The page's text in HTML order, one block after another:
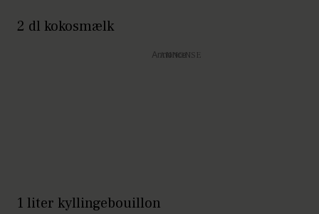
2 dl kokosmælk
Annonce
1 liter kyllingebouillon